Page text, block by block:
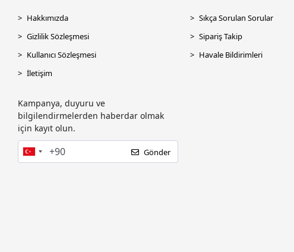
Godex
GOODRAM
GSKILL
GST
Hakkımızda
Gizlilik Sözleşmesi
Kullanıcı Sözleşmesi
İletişim
Kampanya, duyuru ve
bilgilendirmelerden haberdar olmak
için kayıt olun.
Gönder
Sıkça Sorulan Sorular
Sipariş Takip
Havale Bildirimleri